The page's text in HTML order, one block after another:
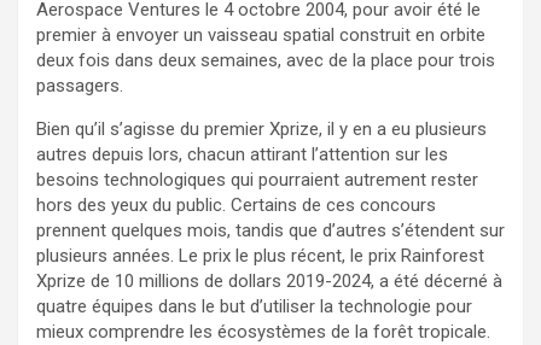
Aerospace Ventures le 4 octobre 2004, pour avoir été le
premier à envoyer un vaisseau spatial construit en orbite
deux fois dans deux semaines, avec de la place pour trois
passagers.
Bien qu’il s’agisse du premier Xprize, il y en a eu plusieurs
autres depuis lors, chacun attirant l’attention sur les
besoins technologiques qui pourraient autrement rester
hors des yeux du public. Certains de ces concours
prennent quelques mois, tandis que d’autres s’étendent sur
plusieurs années. Le prix le plus récent, le prix Rainforest
Xprize de 10 millions de dollars 2019-2024, a été décerné à
quatre équipes dans le but d’utiliser la technologie pour
mieux comprendre les écosystèmes de la forêt tropicale.